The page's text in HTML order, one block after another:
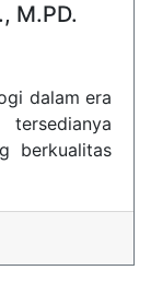
M.PD.
dalam era
berkualitas